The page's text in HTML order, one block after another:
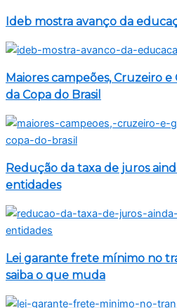
Ideb mostra avanço da
Maiores campeões, Cruzeiro
da Copa do Brasil
Redução da taxa de juros
entidades
Lei garante frete mínimo no
saiba o que muda